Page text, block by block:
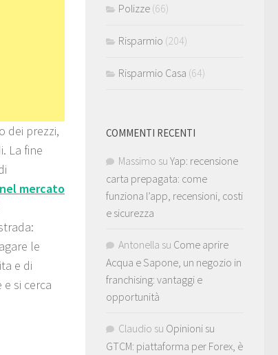
dei prezzi,
La fine
mercato
le
e di
si cerca
Polizze (66)
Risparmio (204)
Risparmio Casa (64)
COMMENTI RECENTI
Massimo su Yap: recensione
carta prepagata: come
funziona l’app, recensioni, costi
e sicurezza
Antonella su Come aprire
Acqua e Sapone, un negozio in
franchising: vantaggi e
opportunità
Claudio su Opinioni su
GTCM: piattaforma per Forex, è